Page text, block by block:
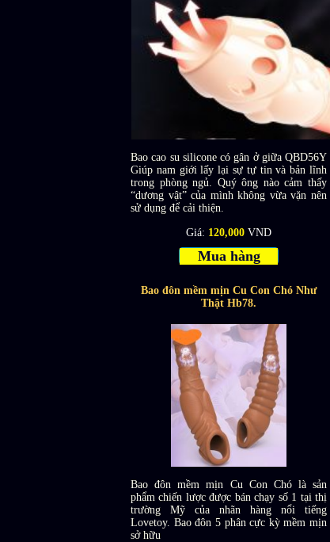
Bao cao su silicone có gân ở giữa QBD56Y
Giúp nam giới lấy lại sự tự tin và bản lĩnh
trong phòng ngủ. Quý ông nào cảm thấy
“dương vật” của mình không vừa vặn nên
sử dụng để cải thiện.
Giá: 120,000 VND
Mua hàng
Bao đôn mềm mịn Cu Con Chó Như
Thật Hb78.
Bao đôn mềm mịn Cu Con Chó là sản
phẩm chiến lược được bán chạy số 1 tại thị
trường Mỹ của nhãn hàng nổi tiếng
Lovetoy. Bao đôn 5 phân cực kỳ mềm mịn
sở hữu